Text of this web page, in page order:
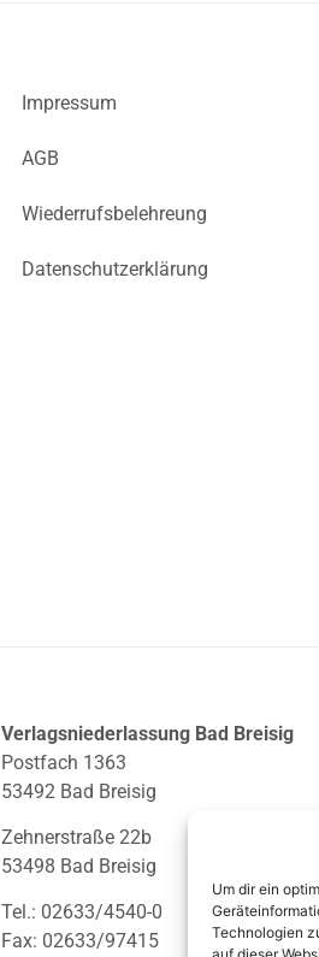
Um dir ein
Technologien
Impressum
AGB
Wiederrufsbelehreung
Datenschutzerklärung
Verlagsniederlassung Bad Breisig
Postfach 1363
53492 Bad Breisig
Zehnerstraße 22b
53498 Bad Breisig
Tel.: 02633/4540-0
Fax: 02633/97415